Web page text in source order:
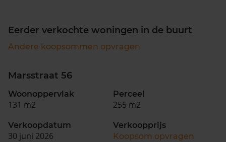
Eerder verkochte woningen in de buurt
Andere koopsommen opvragen
Marsstraat 56
Woonoppervlak
131 m2
Perceel
255 m2
Verkoopdatum
30 juni 2026
Verkoopprijs
Koopsom opvragen